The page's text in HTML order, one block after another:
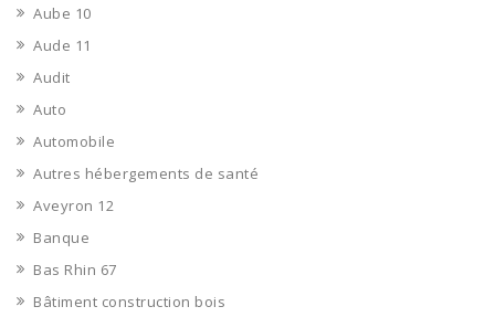
Aube 10
Aude 11
Audit
Auto
Automobile
Autres hébergements de santé
Aveyron 12
Banque
Bas Rhin 67
Bâtiment construction bois